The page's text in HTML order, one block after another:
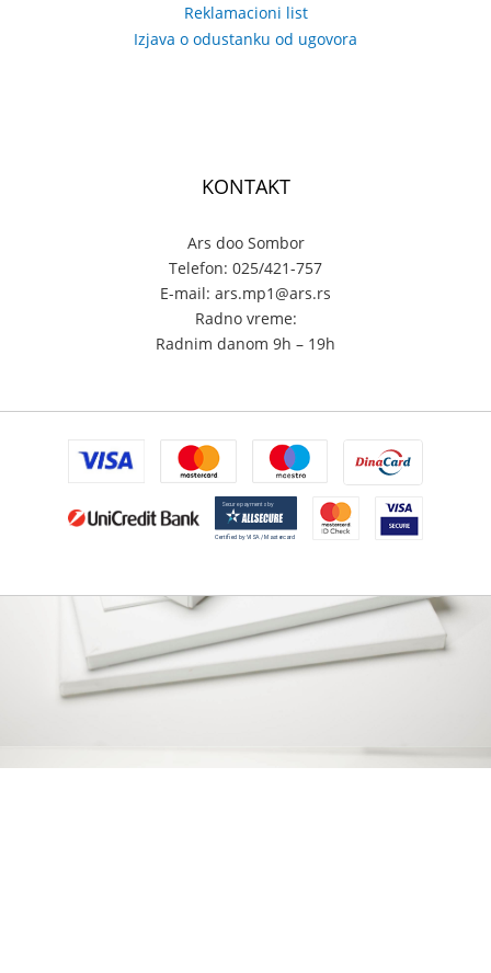
Reklamacioni list
Izjava o odustanku od ugovora
KONTAKT
Ars doo Sombor
Telefon: 025/421-757
E-mail: ars.mp1@ars.rs
Radno vreme:
Radnim danom 9h – 19h